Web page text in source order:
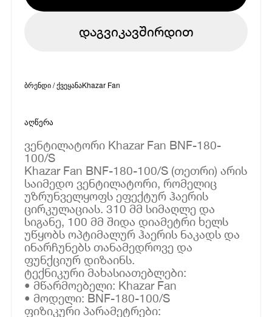
დაგვიკავშირდით
ბრენდი / ქვეყანაKhazar Fan
აღწერა
ვენტილატორი Khazar Fan BNF-180-
100/S
Khazar Fan BNF-180-100/S (თეთრი) არის
საიმედო ვენტილატორი, რომელიც
უზრუნველყოფს ეფექტურ ჰაერის
ცირკულაციას. 310 მმ სიმაღლე და
სიგანე, 100 მმ შიდა დიამეტრი ხელს
უწყობს ოპტიმალურ ჰაერის ნაკადს და
ინარჩუნებს თანამედროვე და
ფუნქციურ დიზაინს.
ტექნიკური მახასიათებლები:
• მწარმოებელი: Khazar Fan
• მოდელი: BNF-180-100/S
ფიზიკური პარამეტრები: